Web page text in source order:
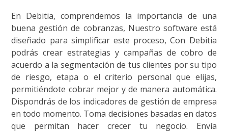
En Debitia, comprendemos la importancia de una
buena gestión de cobranzas, Nuestro software está
diseñado para simplificar este proceso, Con Debitia
podrás crear estrategias y campañas de cobro de
acuerdo a la segmentación de tus clientes por su tipo
de riesgo, etapa o el criterio personal que elijas,
permitiéndote cobrar mejor y de manera automática.
Dispondrás de los indicadores de gestión de empresa
en todo momento. Toma decisiones basadas en datos
que permitan hacer crecer tu negocio. Envía